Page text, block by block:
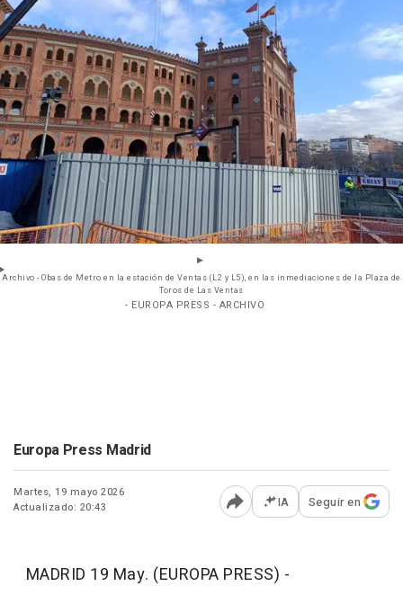
Archivo - Obas de Metro en la estación de Ventas (L2 y L5), en las inmediaciones de la Plaza de
Toros de Las Ventas
- EUROPA PRESS - ARCHIVO
Europa Press Madrid
Martes, 19 mayo 2026
Actualizado: 20:43
Abrir opciones para
IA Seguir en
MADRID 19 May. (EUROPA PRESS) -